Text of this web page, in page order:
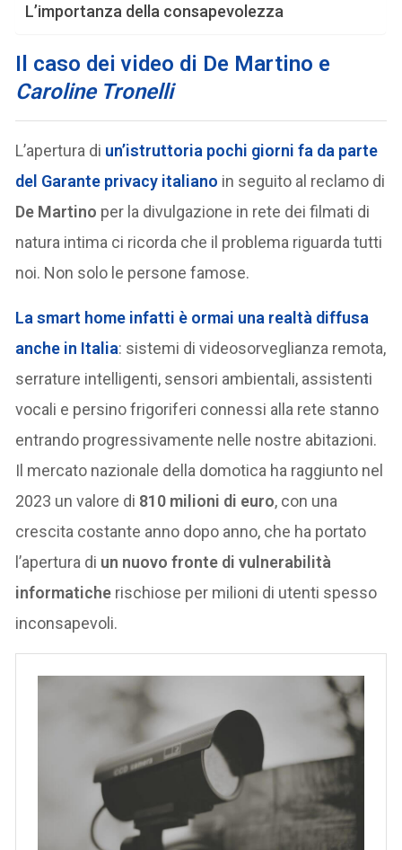
L’importanza della consapevolezza
Il caso dei video di De Martino e
Caroline Tronelli
L’apertura di un’istruttoria pochi giorni fa da parte
del Garante privacy italiano in seguito al reclamo di
De Martino per la divulgazione in rete dei filmati di
natura intima ci ricorda che il problema riguarda tutti
noi. Non solo le persone famose.
La smart home infatti è ormai una realtà diffusa
anche in Italia: sistemi di videosorveglianza remota,
serrature intelligenti, sensori ambientali, assistenti
vocali e persino frigoriferi connessi alla rete stanno
entrando progressivamente nelle nostre abitazioni.
Il mercato nazionale della domotica ha raggiunto nel
2023 un valore di 810 milioni di euro, con una
crescita costante anno dopo anno, che ha portato
l’apertura di un nuovo fronte di vulnerabilità
informatiche rischiose per milioni di utenti spesso
inconsapevoli.